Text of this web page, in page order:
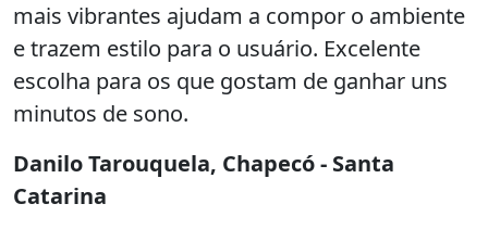
mais vibrantes ajudam a compor o ambiente
e trazem estilo para o usuário. Excelente
escolha para os que gostam de ganhar uns
minutos de sono.
Danilo Tarouquela, Chapecó - Santa
Catarina